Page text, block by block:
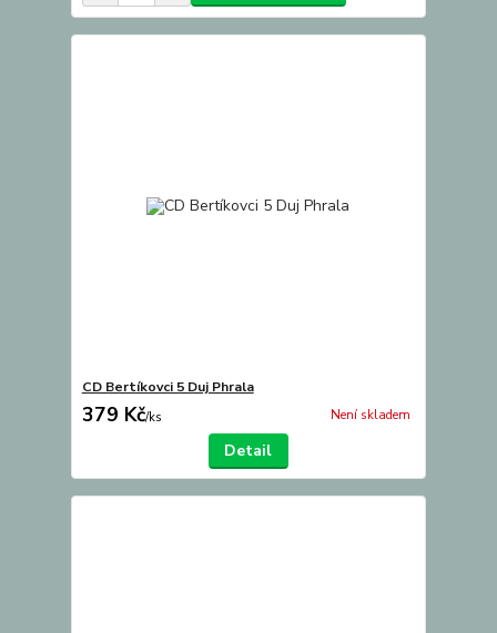
CD Bertíkovci 5 Duj Phrala
379 Kč/ks Není skladem
Detail